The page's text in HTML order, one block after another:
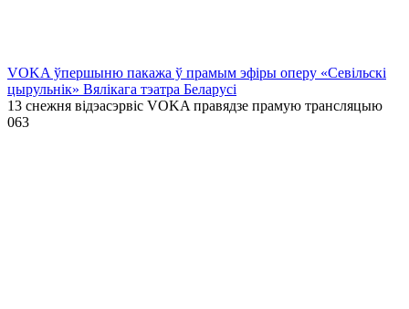
VOKA ўпершыню пакажа ў прамым эфіры оперу «Севільскі
цырульнік» Вялікага тэатра Беларусі
13 снежня відэасэрвіс VOKA правядзе прамую трансляцыю
063